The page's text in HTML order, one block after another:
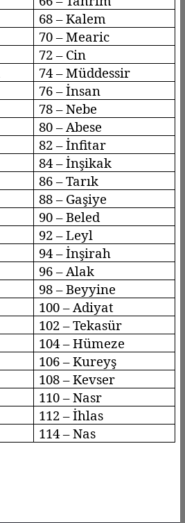
68 – Kalem
70 –Mearic
72 – Cin
74 –Müddessir
76 – İnsan
78 –Nebe
80 – Abese
82 –İnfitar
84 –İnşikak
86 – Tarık
88 – Gaşiye
90 –Beled
92 –Leyl
94 – İnşirah
96 – Alak
98 –Beyyine
100 – Adiyat
102 –Tekasür
104 –Hümeze
106 –Kureyş
108 – Kevser
110 –Nasr
112 – İhlas
114 – Nas